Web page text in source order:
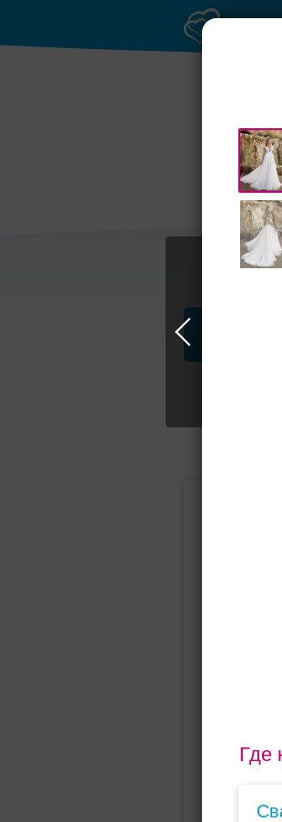
Где